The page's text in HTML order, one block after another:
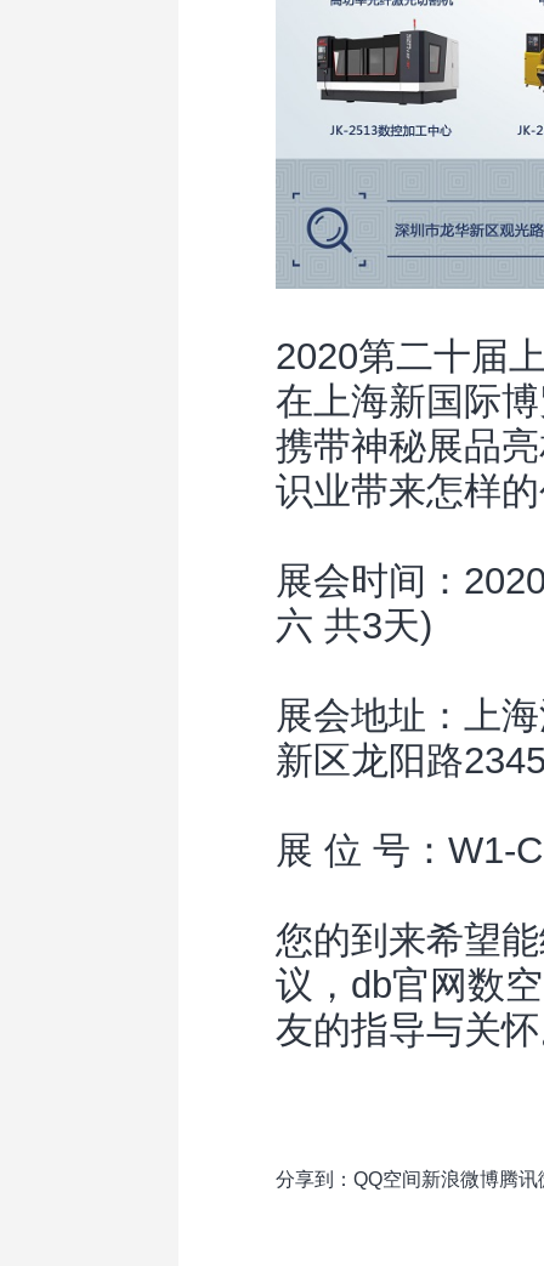
2020第二十届
在上海新国际
携带神秘展品
识业带来怎样
展会时间：
六 共3天)
展会地址：上
新区龙阳路
展 位 号：W1-
您的到来希望
议，db官网数
友的指导与关
分享到： QQ空间新浪微博腾讯